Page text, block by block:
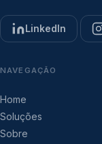
LinkedIn
NAVEGAÇÃO
Home
Soluções
Sobre